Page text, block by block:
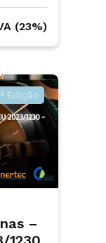
(23%)
Edição
–